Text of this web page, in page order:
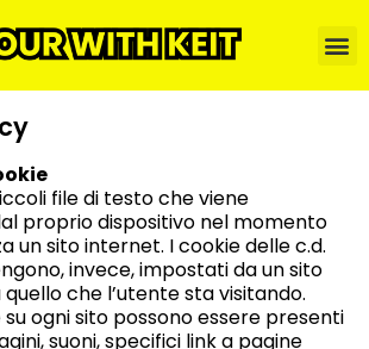
file di testo che viene
proprio dispositivo nel momento
un sito internet. I cookie delle c.d.
invece, impostati da un sito
che l’utente sta visitando.
ogni sito possono essere presenti
suoni, specifici link a pagine